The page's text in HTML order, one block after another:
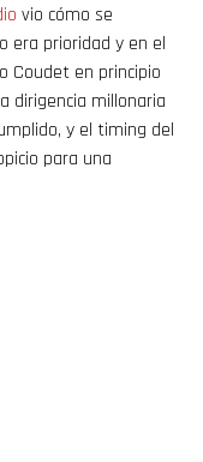
vio cómo se
era prioridad y en el
Coudet en principio
dirigencia millonaria
y el timing del
para una